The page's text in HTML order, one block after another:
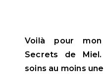
Voilà pour
Secrets de Miel.
soins au moins